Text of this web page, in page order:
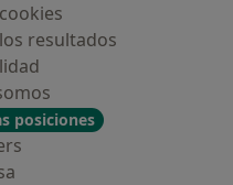
resultados
posiciones